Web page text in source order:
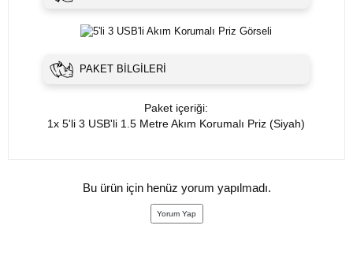
PAKET BILGILERI
Paket içeriği:
1x 5'li 3 USB'li 1.5 Metre Akım Korumalı Priz (Siyah)
Bu ürün için henüz yorum yapılmadı.
Yorum Yap